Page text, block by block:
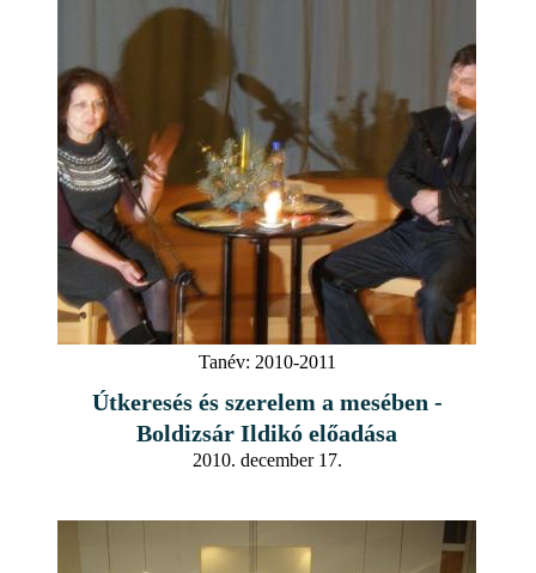
Tanév: 2010-2011
Útkeresés és szerelem a mesében -
Boldizsár Ildikó előadása
2010. december 17.